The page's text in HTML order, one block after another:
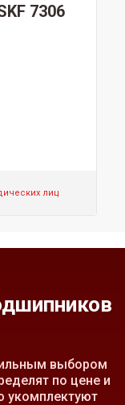
7306
лиц
выбором
по цене и
укомплектуют